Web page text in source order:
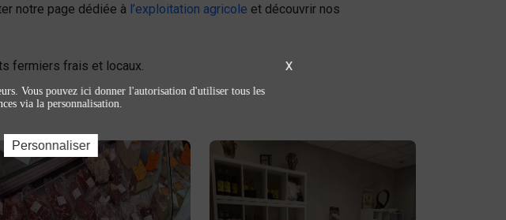
notre page dédiée à l’exploitation agricole et découvrir nos
fermiers frais et locaux.
Viandes et
charcuteries
Épicerie sucrée /
salée
Découvrez notre
épicerie sucrée
X
Vous pouvez ici donner l'autorisation d'utiliser tous les
via la personnalisation.
Personnaliser